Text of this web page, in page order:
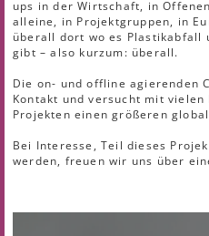
ups in der Wirtschaft, in
alleine, in Projektgruppen, in
überall dort wo es Plastikabfall
gibt – also kurzum: überall.
Die on- und offline agierenden
Kontakt und versucht mit
Projekten einen größeren
Bei Interesse, Teil dieses
werden, freuen wir uns über